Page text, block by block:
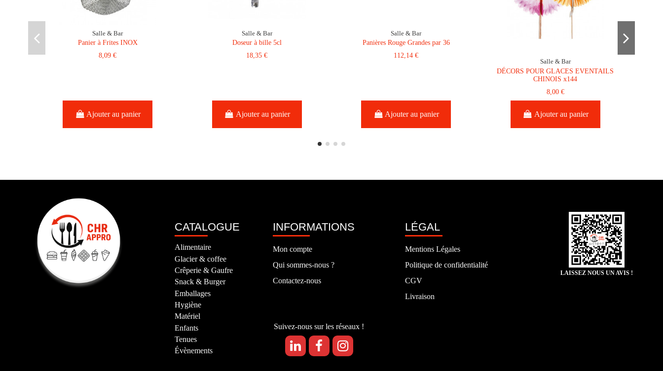
Salle & Bar
Panier à Frites INOX
8,09 €
Ajouter au panier
Salle & Bar
Doseur à bille 5cl
18,35 €
Ajouter au panier
Salle & Bar
Panières Rouge Grandes par 36
112,14 €
Ajouter au panier
Salle & Bar
DÉCORS POUR GLACES EVENTAILS
CHINOIS x144
8,00 €
Ajouter au panier
CATALOGUE
Alimentaire
Glacier & coffee
Crêperie & Gaufre
Snack & Burger
Emballages
Hygiène
Matériel
Enfants
Tenues
Évènements
INFORMATIONS
Mon compte
Qui sommes-nous ?
Contactez-nous
Suivez-nous sur les réseaux !
LÉGAL
Mentions Légales
Politique de confidentialité
CGV
Livraison
LAISSEZ NOUS UN AVIS !